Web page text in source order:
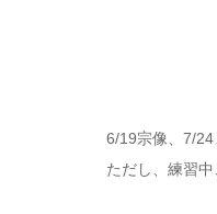
6/19宗像、7/
ただし、練習